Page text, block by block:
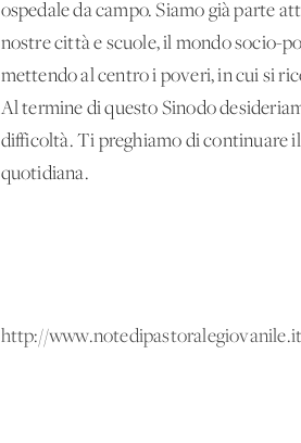
ospedale da campo. Siamo già parte
nostre città e scuole, il mondo socio-
mettendo al centro i poveri, in cui si
Al termine di questo Sinodo
difficoltà. Ti preghiamo di continuare
quotidiana.
http://